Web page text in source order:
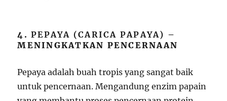
4.PEPAYA (CARICA PAPAYA) –
MENINGKATKAN PENCERNAAN
Pepaya adalah buah tropis yang sangat baik
untuk pencernaan. Mengandung enzim papain